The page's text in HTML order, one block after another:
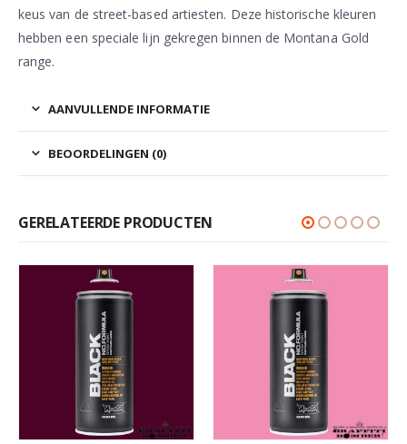
keus van de street-based artiesten. Deze historische kleuren
hebben een speciale lijn gekregen binnen de Montana Gold
range.
AANVULLENDE INFORMATIE
BEOORDELINGEN (0)
GERELATEERDE PRODUCTEN